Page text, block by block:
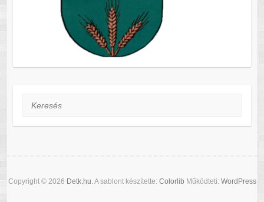
Keresés
Copyright © 2026 Detk.hu. A sablont készítette: Colorlib Működteti: WordPress